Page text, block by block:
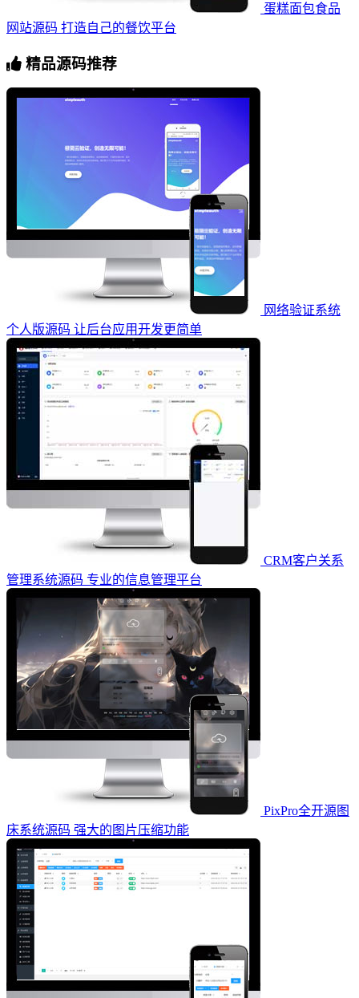
蛋糕面包食品
网站源码 打造自己的餐饮平台
精品源码推荐
网络验证系统
个人版源码 让后台应用开发更简单
CRM客户关系
管理系统源码 专业的信息管理平台
PixPro全开源图
床系统源码 强大的图片压缩功能